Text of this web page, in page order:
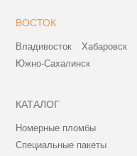
ВОСТОК
Владивосток Хабаровск
Южно-Сахалинск
КАТАЛОГ
Номерные пломбы
Специальные пакеты